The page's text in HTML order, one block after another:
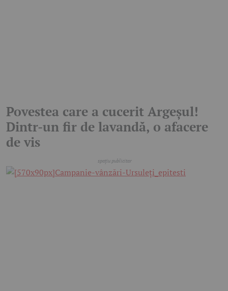
Povestea care a cucerit Argeșul!
Dintr-un fir de lavandă, o afacere
de vis